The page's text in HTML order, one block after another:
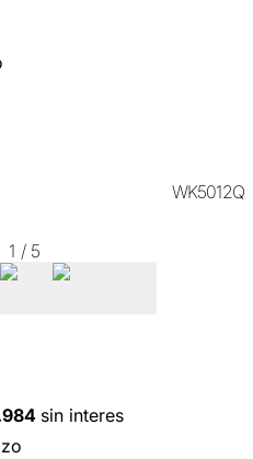
WK5012Q
1 / 5
sin interes